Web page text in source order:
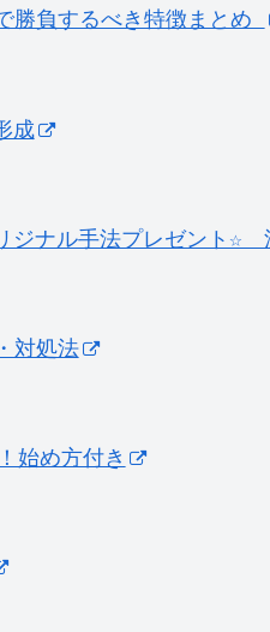
勝負するべき特徴まとめ
成
ジナル手法プレゼント☆
対処法
始め方付き